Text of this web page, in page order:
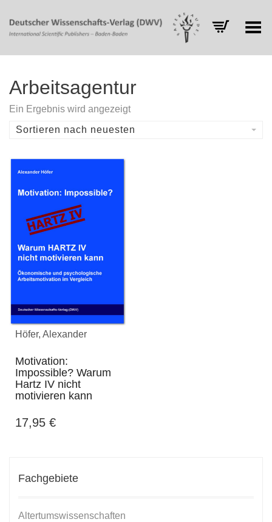
Toggle Menu
Arbeitsagentur
Ein Ergebnis wird angezeigt
Sortieren nach neuesten
Höfer, Alexander
Motivation:
Impossible? Warum
Hartz IV nicht
motivieren kann
17,95 €
Fachgebiete
Altertumswissenschaften